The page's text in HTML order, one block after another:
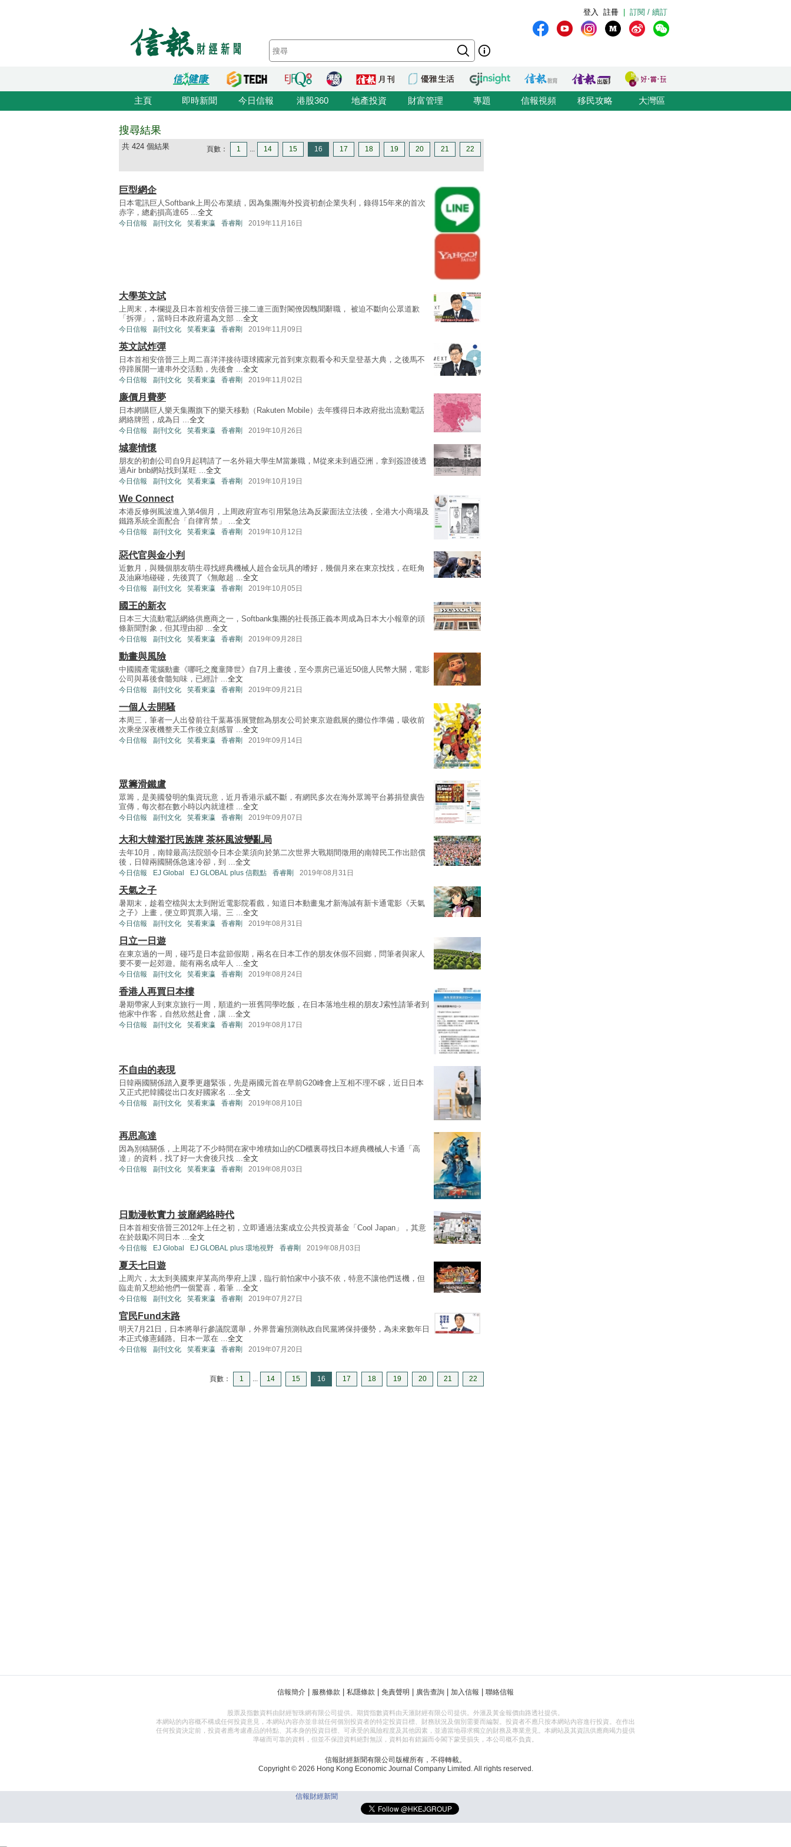
訂閱 / 續訂
註冊
登入
主頁 即時新聞 今日信報 港股360 地產投資 財富管理 專題 信報視頻 移民攻略 大灣區
搜尋結果
共 424 個結果 頁數： 1 ... 14 15 16 17 18 19 20 21 22
巨型網企
日本電訊巨人Softbank上周公布業績，因為集團海外投資初創企業失利，錄得15年來的首次
赤字，總虧損高達65 ...全文
今日信報 副刊文化 笑看東瀛 香睿剛 2019年11月16日
大學英文試
上周末，本欄提及日本首相安倍晉三接二連三面對閣僚因醜聞辭職， 被迫不斷向公眾道歉
「拆彈」，當時日本政府還為文部 ...全文
今日信報 副刊文化 笑看東瀛 香睿剛 2019年11月09日
英文試炸彈
日本首相安倍晉三上周二喜洋洋接待環球國家元首到東京觀看令和天皇登基大典，之後馬不
停蹄展開一連串外交活動，先後會 ...全文
今日信報 副刊文化 笑看東瀛 香睿剛 2019年11月02日
廉價月費夢
日本網購巨人樂天集團旗下的樂天移動（Rakuten Mobile）去年獲得日本政府批出流動電話
網絡牌照，成為日 ...全文
今日信報 副刊文化 笑看東瀛 香睿剛 2019年10月26日
城寨情懷
朋友的初創公司自9月起聘請了一名外籍大學生M當兼職，M從來未到過亞洲，拿到簽證後透
過Air bnb網站找到某旺 ...全文
今日信報 副刊文化 笑看東瀛 香睿剛 2019年10月19日
We Connect
本港反修例風波進入第4個月，上周政府宣布引用緊急法為反蒙面法立法後，全港大小商場及
鐵路系統全面配合「自律宵禁」 ...全文
今日信報 副刊文化 笑看東瀛 香睿剛 2019年10月12日
惡代官與金小判
近數月，與幾個朋友萌生尋找經典機械人超合金玩具的嗜好，幾個月來在東京找找，在旺角
及油麻地碰碰，先後買了《無敵超 ... 全文
今日信報 副刊文化 笑看東瀛 香睿剛 2019年10月05日
國王的新衣
日本三大流動電話網絡供應商之一，Softbank集團的社長孫正義本周成為日本大小報章的頭
條新聞對象，但其理由卻 ... 全文
今日信報 副刊文化 笑看東瀛 香睿剛 2019年09月28日
動畫與風險
中國國產電腦動畫《哪吒之魔童降世》自7月上畫後，至今票房已逼近50億人民幣大關，電影
公司與幕後食髓知味，已經計 ... 全文
今日信報 副刊文化 笑看東瀛 香睿剛 2019年09月21日
一個人去開騷
本周三，筆者一人出發前往千葉幕張展覽館為朋友公司於東京遊戲展的攤位作準備，吸收前
次乘坐深夜機整天工作後立刻感冒 ... 全文
今日信報 副刊文化 笑看東瀛 香睿剛 2019年09月14日
眾籌滑鐵盧
眾籌，是美國發明的集資玩意，近月香港示威不斷，有網民多次在海外眾籌平台募捐登廣告
宣傳，每次都在數小時以內就達標 ... 全文
今日信報 副刊文化 笑看東瀛 香睿剛 2019年09月07日
大和大韓濫打民族牌 茶杯風波變亂局
去年10月，南韓最高法院頒令日本企業須向於第二次世界大戰期間徵用的南韓民工作出賠償
後，日韓兩國關係急速冷卻，到 ...全文
今日信報 EJ Global EJ GLOBAL plus 信觀點 香睿剛 2019年08月31日
天氣之子
暑期末，趁着空檔與太太到附近電影院看戲，知道日本動畫鬼才新海誠有新卡通電影《天氣
之子》上畫，便立即買票入場。三 ...全文
今日信報 副刊文化 笑看東瀛 香睿剛 2019年08月31日
日立一日遊
在東京過的一周，碰巧是日本盆節假期，兩名在日本工作的朋友休假不回鄉，問筆者與家人
要不要一起郊遊。能有兩名成年人 ...全文
今日信報 副刊文化 笑看東瀛 香睿剛 2019年08月24日
香港人再買日本樓
暑期帶家人到東京旅行一周，順道約一班舊同學吃飯，在日本落地生根的朋友J索性請筆者到
他家中作客，自然欣然赴會，讓 ...全文
今日信報 副刊文化 笑看東瀛 香睿剛 2019年08月17日
不自由的表現
日韓兩國關係踏入夏季更趨緊張，先是兩國元首在早前G20峰會上互相不理不睬，近日日本
又正式把韓國從出口友好國家名 ... 全文
今日信報 副刊文化 笑看東瀛 香睿剛 2019年08月10日
再思高達
因為別稿關係，上周花了不少時間在家中堆積如山的CD櫃裏尋找日本經典機械人卡通「高
達」的資料，找了好一大會後只找 ... 全文
今日信報 副刊文化 笑看東瀛 香睿剛 2019年08月03日
日動漫軟實力 披靡網絡時代
日本首相安倍晉三2012年上任之初，立即通過法案成立公共投資基金「Cool Japan」，其意
在於鼓勵不同日本 ... 全文
今日信報 EJ Global EJ GLOBAL plus 環地視野 香睿剛 2019年08月03日
夏天七日遊
上周六，太太到美國東岸某高尚學府上課，臨行前怕家中小孩不依，特意不讓他們送機，但
臨走前又想給他們一個驚喜，着筆 ... 全文
今日信報 副刊文化 笑看東瀛 香睿剛 2019年07月27日
官民Fund末路
明天7月21日，日本將舉行參議院選舉，外界普遍預測執政自民黨將保持優勢，為未來數年日
本正式修憲鋪路。日本一眾在 ... 全文
今日信報 副刊文化 笑看東瀛 香睿剛 2019年07月20日
頁數： 1 ... 14 15 16 17 18 19 20 21 22
信報簡介 服務條款 私隱條款 免責聲明 廣告查詢 加入信報 聯絡信報
股票及指數資料由財經智珠網有限公司提供。期貨指數資料由天滙財經有限公司提供。外滙及黃金報價由路透社提供。
本網站的內容概不構成任何投資意見，本網站內容亦並非就任何個別投資者的特定投資目標、財務狀況及個別需要而編製。投資者不應只按本網站內容進行投資。在作出
任何投資決定前，投資者應考慮產品的特點、其本身的投資目標、可承受的風險程度及其他因素，並適當地尋求獨立的財務及專業意見。本網站及其資訊供應商竭力提供
準確而可靠的資料，但並不保證資料絕對無誤，資料如有錯漏而令閣下蒙受損失，本公司概不負責。
信報財經新聞有限公司版權所有，不得轉載。
Copyright © 2026 Hong Kong Economic Journal Company Limited. All rights reserved.
信報財經新聞